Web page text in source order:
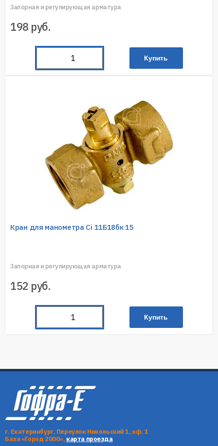
Запорная и регулирующая арматура
198 руб.
Купить
Кран для манометра Ci 11Б18бк 15
Запорная и регулирующая арматура
152 руб.
Купить
г. Екатеринбург, Переулок Никольский 1, оф. 1
База «Город 2000», карта проезда